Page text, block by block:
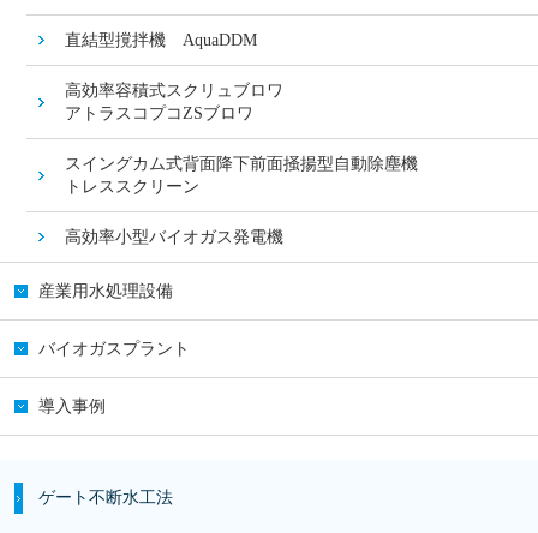
直結型撹拌機 AquaDDM
高効率容積式スクリュブロワ
アトラスコプコZSブロワ
スイングカム式背面降下前面掻揚型自動除塵機
トレススクリーン
高効率小型バイオガス発電機
産業用水処理設備
バイオガスプラント
導入事例
ゲート不断水工法